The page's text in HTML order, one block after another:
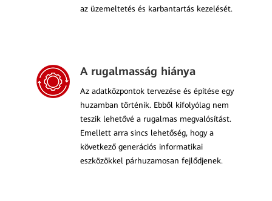
az üzemeltetés és karbantartás kezelését.
A rugalmasság hiánya
Az adatközpontok tervezése és építése egy
huzamban történik. Ebből kifolyólag nem
teszik lehetővé a rugalmas megvalósítást.
Emellett arra sincs lehetőség, hogy a
következő generációs informatikai
eszközökkel párhuzamosan fejlődjenek.